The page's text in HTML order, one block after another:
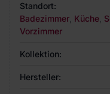
Standort:
Badezimmer Küche
Vorzimmer
Kollektion:
Hersteller: